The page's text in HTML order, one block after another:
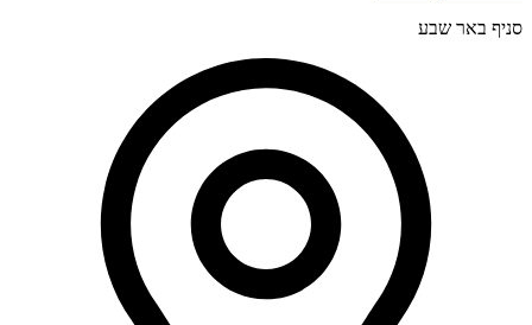
סניף באר שבע